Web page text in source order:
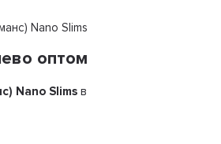
Nano Slims
оптом
Nano Slims в